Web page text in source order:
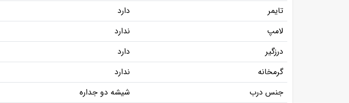
تایمر
دارد
لامپ
ندارد
درزگیر
دارد
گرمخانه
ندارد
جنس درب
شیشه دو جداره